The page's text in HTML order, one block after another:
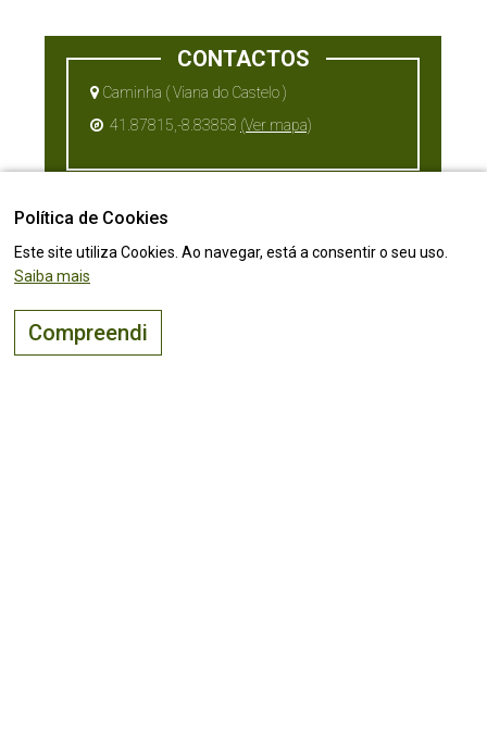
CONTACTOS
Caminha ( Viana do Castelo )
41.87815,-8.83858 (Ver mapa)
downloads
Política de Cookies
Este site utiliza Cookies. Ao navegar, está a consentir o seu uso.
Saiba mais
Compreendi